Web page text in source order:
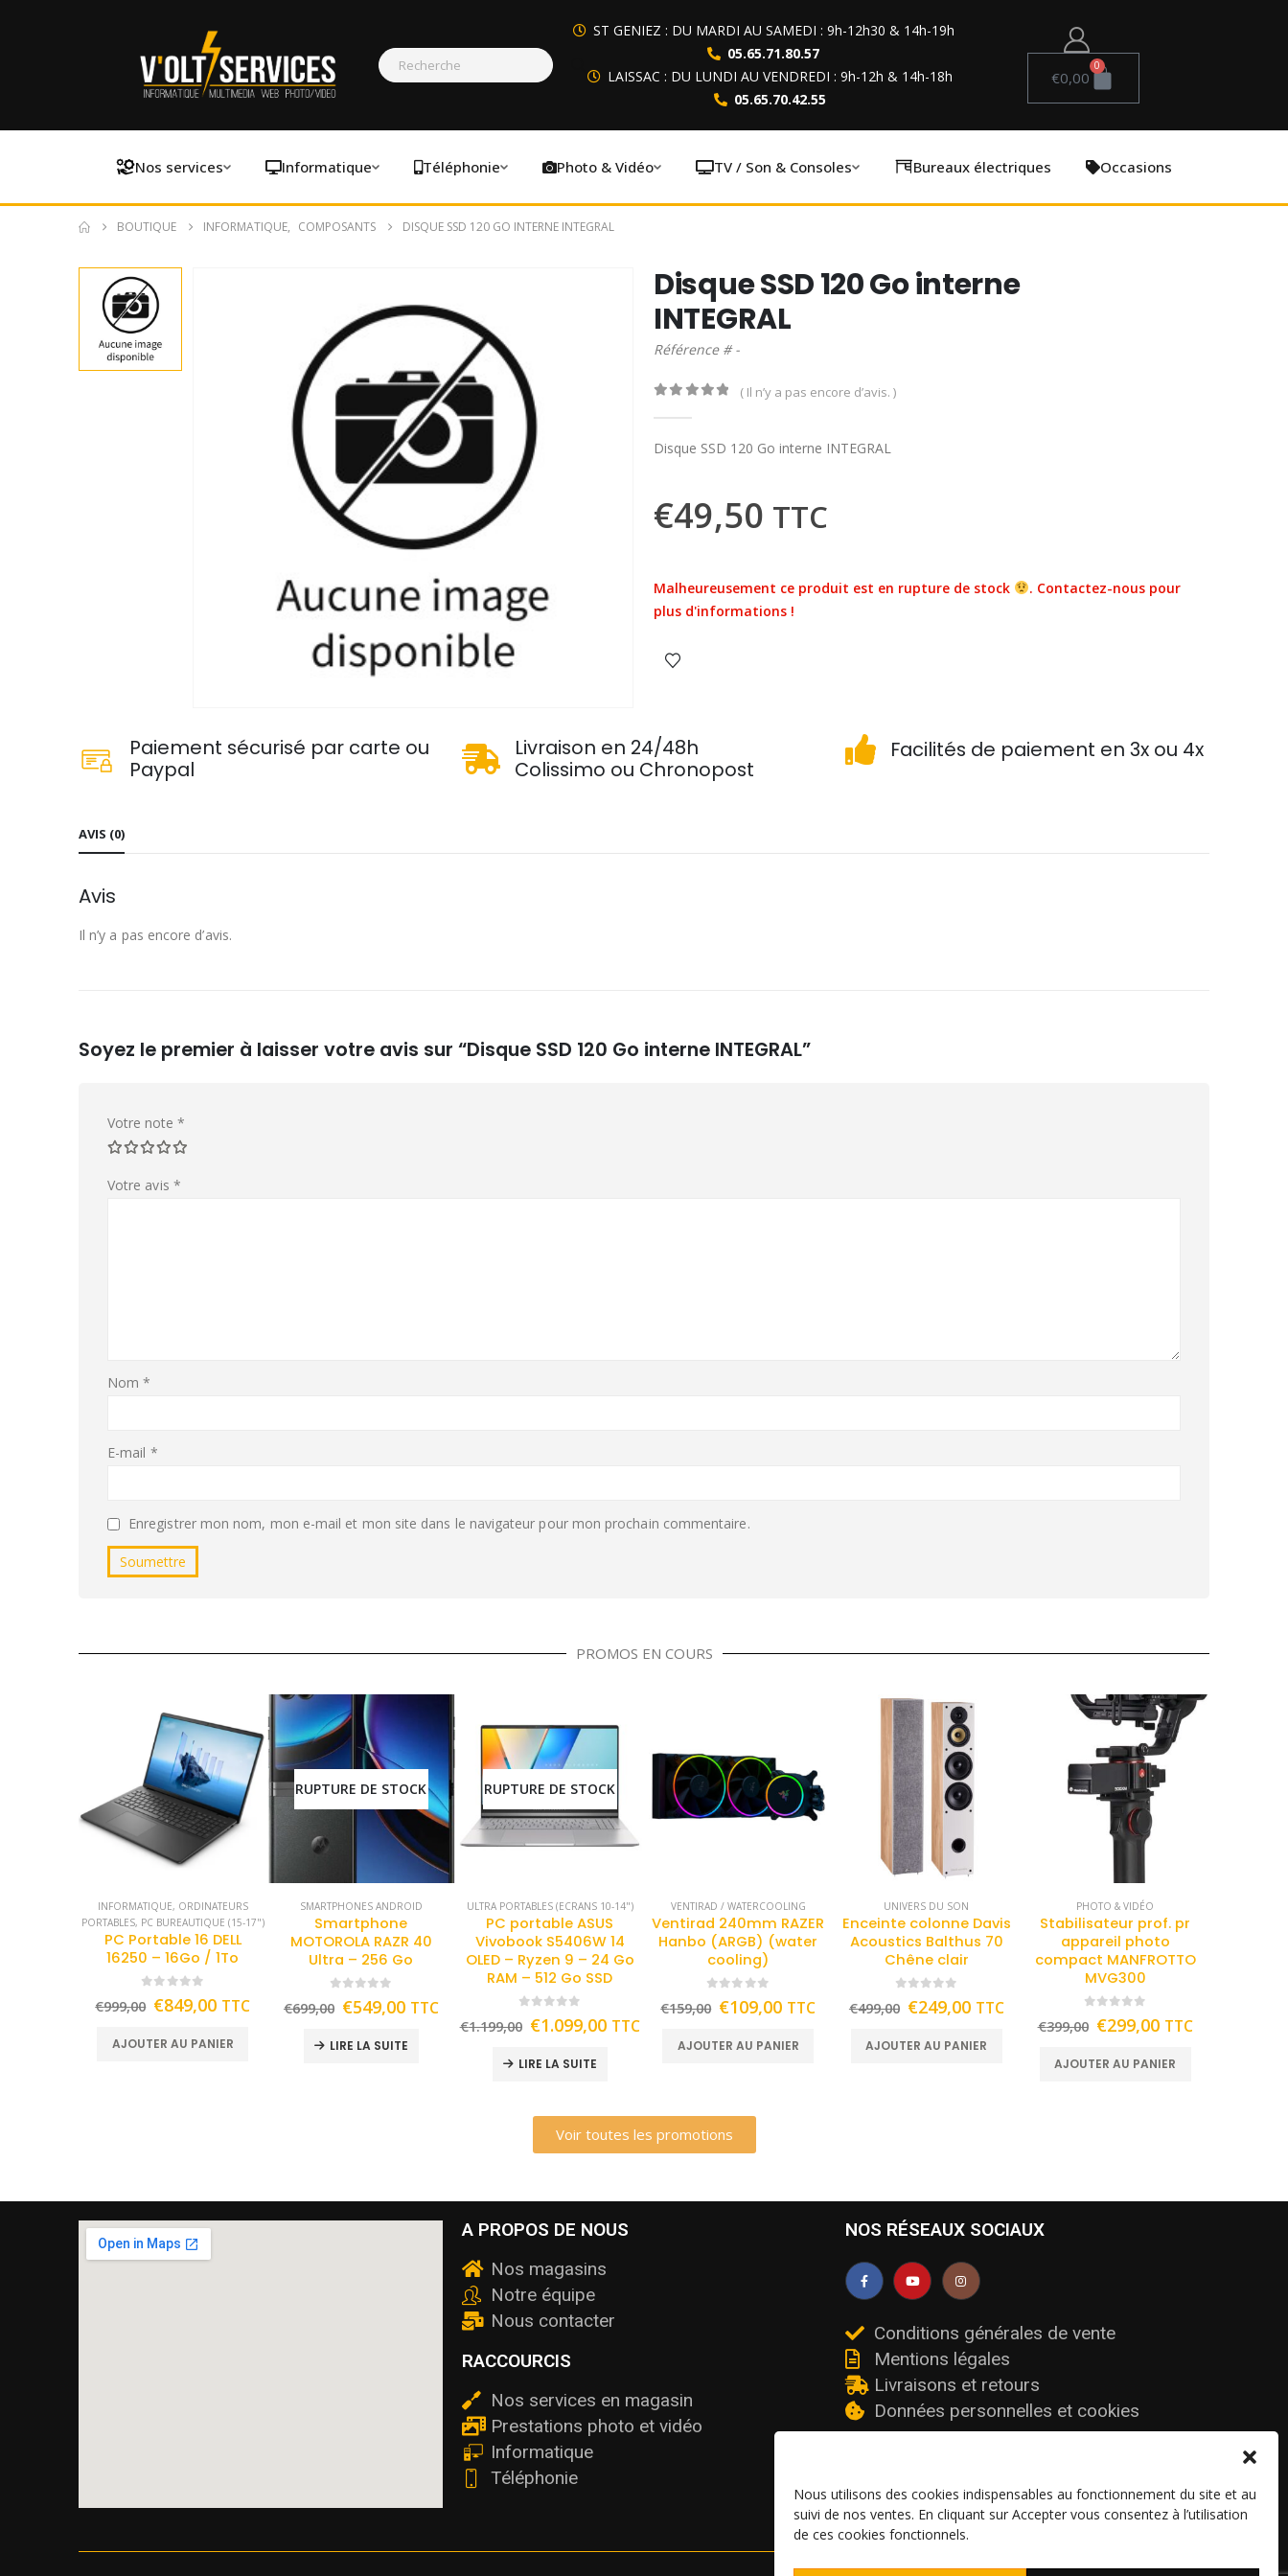
Nous utilisons des cookies indispensables au fonctionnement du site et au
suivi de nos ventes. En cliquant sur Accepter vous consentez à l’utilisation
de ces cookies fonctionnels.
ST GENIEZ : DU MARDI AU SAMEDI : 9h-12h30 & 14h-19h
05.65.71.80.57
LAISSAC : DU LUNDI AU VENDREDI : 9h-12h & 14h-18h
05.65.70.42.55
€0,00
0
Nos services Informatique Téléphonie Photo & Vidéo TV / Son & Consoles Bureaux électriques Occasions
BOUTIQUE INFORMATIQUE, COMPOSANTS DISQUE SSD 120 GO INTERNE INTEGRAL
Disque SSD 120 Go interne
INTEGRAL
Référence # -
( Il n’y a pas encore d’avis. )
Disque SSD 120 Go interne INTEGRAL
€49,50 TTC
Malheureusement ce produit est en rupture de stock
. Contactez-nous pour
plus d'informations !
Paiement sécurisé par carte ou
Paypal
Livraison en 24/48h
Colissimo ou Chronopost
Facilités de paiement en 3x ou 4x
AVIS (0)
Avis
Il n’y a pas encore d’avis.
Soyez le premier à laisser votre avis sur “Disque SSD 120 Go interne INTEGRAL”
Votre note *
Votre avis *
Nom*
E-mail *
Enregistrer mon nom, mon e-mail et mon site dans le navigateur pour mon prochain commentaire.
PROMOS EN COURS
INFORMATIQUE, ORDINATEURS
PORTABLES, PC BUREAUTIQUE (15-17")
PC Portable 16 DELL
16250 – 16Go / 1To
€999,00 €849,00 TTC
AJOUTER AU PANIER
RUPTURE DE STOCK
SMARTPHONES ANDROID
Smartphone
MOTOROLA RAZR 40
Ultra – 256 Go
€699,00 €549,00 TTC
LIRE LA SUITE
RUPTURE DE STOCK
ULTRA PORTABLES (ECRANS 10-14")
PC portable ASUS
Vivobook S5406W 14
OLED – Ryzen 9 – 24 Go
RAM – 512 Go SSD
€1.199,00 €1.099,00 TTC
LIRE LA SUITE
VENTIRAD / WATERCOOLING
Ventirad 240mm RAZER
Hanbo (ARGB) (water
cooling)
€159,00 €109,00 TTC
AJOUTER AU PANIER
UNIVERS DU SON
Enceinte colonne Davis
Acoustics Balthus 70
Chêne clair
€499,00 €249,00 TTC
AJOUTER AU PANIER
PHOTO & VIDÉO
Stabilisateur prof. pr
appareil photo
compact MANFROTTO
MVG300
€399,00 €299,00 TTC
AJOUTER AU PANIER
Voir toutes les promotions
A PROPOS DE NOUS
Nos magasins
Notre équipe
Nous contacter
RACCOURCIS
Nos services en magasin
Prestations photo et vidéo
Informatique
Téléphonie
NOS RÉSEAUX SOCIAUX
Conditions générales de vente
Mentions légales
Livraisons et retours
Données personnelles et cookies